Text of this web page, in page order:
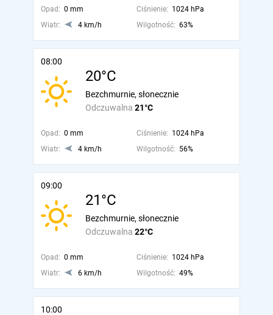
Opad: 0 mm Ciśnienie: 1024 hPa
Wiatr:
4 km/h Wilgotność: 63%
08:00
20°C
Odczuwalna 21°C
Bezchmurnie, słonecznie
Opad: 0 mm Ciśnienie: 1024 hPa
Wiatr:
4 km/h Wilgotność: 56%
09:00
21°C
Odczuwalna 22°C
Bezchmurnie, słonecznie
Opad: 0 mm Ciśnienie: 1024 hPa
Wiatr:
6 km/h Wilgotność: 49%
10:00